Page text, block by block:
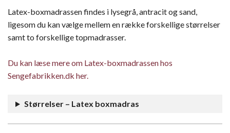
Latex-boxmadrassen findes i lysegrå, antracit og sand,
ligesom du kan vælge mellem en række forskellige størrelser
samt to forskellige topmadrasser.
Du kan læse mere om Latex-boxmadrassen hos
Sengefabrikken.dk her.
Størrelser – Latex boxmadras